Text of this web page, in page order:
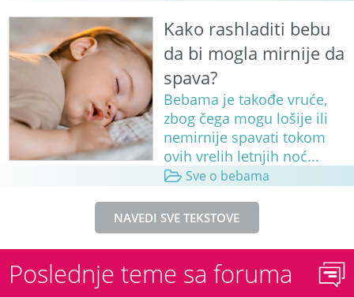
Kako rashladiti bebu
da bi mogla mirnije da
spava?
Bebama je takođe vruće,
zbog čega mogu lošije ili
nemirnije spavati tokom
ovih vrelih letnjih noć...
Sve o bebama
NAVEDI SVE TEKSTOVE
Poslednje teme sa foruma